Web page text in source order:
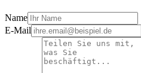
Name
E-Mail